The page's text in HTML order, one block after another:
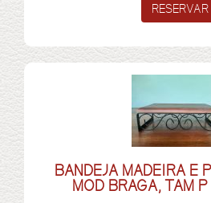
BANDEJA MADEIRA E
MOD BRAGA, TAM